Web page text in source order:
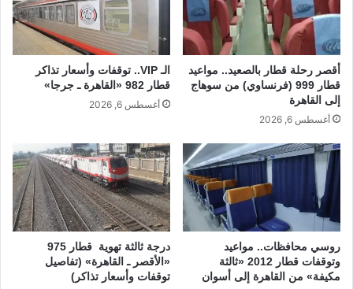
أقصر رحلة قطار بالصعيد.. مواعيد
قطار 999 (فرنساوي) من سوهاج
إلى القاهرة
أغسطس 6, 2026
الـ VIP.. توقفات وأسعار تذاكر
قطار 982 «القاهرة ـ جرجا»
أغسطس 6, 2026
روسي محافظات.. مواعيد
وتوقفات قطار 2012 «ثالثة
مكيفة» من القاهرة إلى أسوان
درجة ثالثة تهوية قطار 975
«الأقصر ـ القاهرة» (تفاصيل
توقفات وأسعار تذاكر)